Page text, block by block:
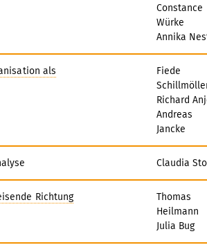
Constance
Würke
Annika
als
Fiede
Richard
Andreas
Jancke
Claudia
Richtung
Thomas
Heilmann
Julia Bug